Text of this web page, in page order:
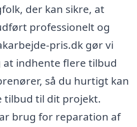
der kan sikre, at
professionelt og
pris.dk gør vi
indhente flere tilbud
så du hurtigt kan
tilbud til dit projekt.
brug for reparation af